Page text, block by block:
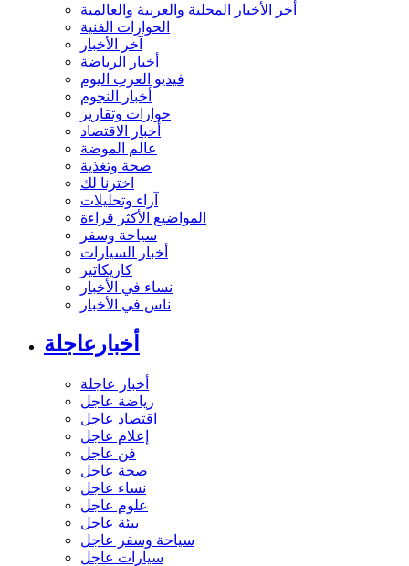
أخر الأخبار المحلية والعربية والعالمية
الحوارات الفنية
آخر الأخبار
أخبار الرياضة
فيديو العرب اليوم
أخبار النجوم
حوارات وتقارير
أخبار الاقتصاد
عالم الموضة
صحة وتغذية
اخترنا لك
آراء وتحليلات
المواضيع الأكثر قراءة
سياحة وسفر
أخبار السيارات
كاريكاتير
نساء في الأخبار
ناس في الأخبار
أخبارعاجلة
أخبار عاجلة
رياضة عاجل
اقتصاد عاجل
إعلام عاجل
فن عاجل
صحة عاجل
نساء عاجل
علوم عاجل
بيئة عاجل
سياحة وسفر عاجل
سيارات عاجل